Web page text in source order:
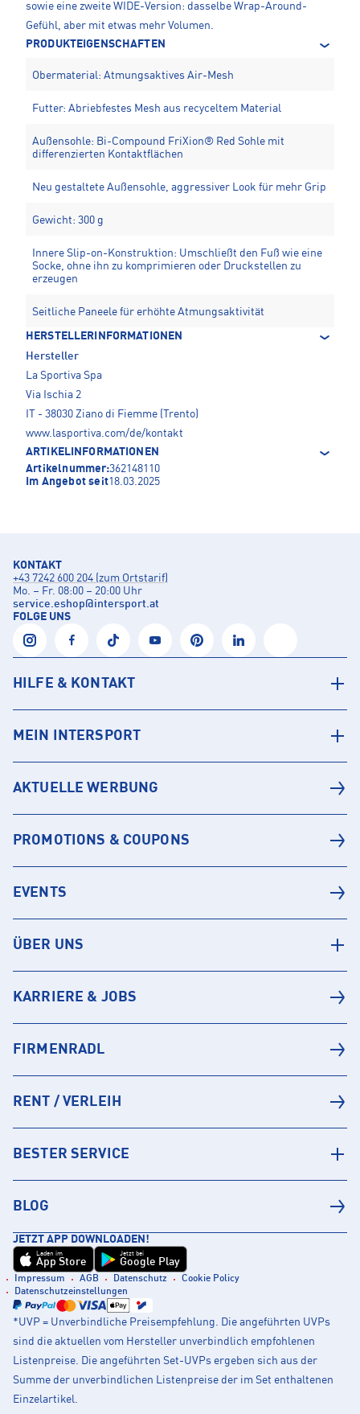
sowie eine zweite WIDE-Version: dasselbe Wrap-Around-
Gefühl, aber mit etwas mehr Volumen.
PRODUKTEIGENSCHAFTEN
Obermaterial: Atmungsaktives Air-Mesh
Futter: Abriebfestes Mesh aus recyceltem Material
Außensohle: Bi-Compound FriXion® Red Sohle mit
differenzierten Kontaktflächen
Neu gestaltete Außensohle, aggressiver Look für mehr Grip
Gewicht: 300 g
Innere Slip-on-Konstruktion: Umschließt den Fuß wie eine
Socke, ohne ihn zu komprimieren oder Druckstellen zu
erzeugen
Seitliche Paneele für erhöhte Atmungsaktivität
HERSTELLERINFORMATIONEN
Hersteller
La Sportiva Spa
Via Ischia 2
IT - 38030 Ziano di Fiemme (Trento)
www.lasportiva.com/de/kontakt
ARTIKELINFORMATIONEN
Artikelnummer:362148110
Im Angebot seit18.03.2025
KONTAKT
+43 7242 600 204 (zum Ortstarif)
Mo. – Fr. 08:00 – 20:00 Uhr
service.eshop@intersport.at
FOLGE UNS
HILFE & KONTAKT
MEIN INTERSPORT
AKTUELLE WERBUNG
PROMOTIONS & COUPONS
EVENTS
ÜBER UNS
KARRIERE & JOBS
FIRMENRADL
RENT / VERLEIH
BESTER SERVICE
BLOG
JETZT APP DOWNLOADEN!
Laden im
App Store
Jetzt bei
Google Play
Impressum AGB Datenschutz
Cookie Policy
Datenschutzeinstellungen
*UVP = Unverbindliche Preisempfehlung. Die angeführten UVPs
sind die aktuellen vom Hersteller unverbindlich empfohlenen
Listenpreise. Die angeführten Set-UVPs ergeben sich aus der
Summe der unverbindlichen Listenpreise der im Set enthaltenen
Einzelartikel.